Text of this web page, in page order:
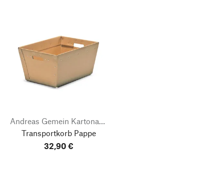
Andreas Gemein Kartonagenfabrik
Transportkorb Pappe
32,90 €